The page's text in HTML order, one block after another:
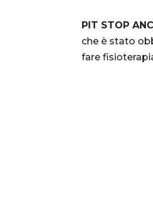
PIT STOP
che è stato
fare